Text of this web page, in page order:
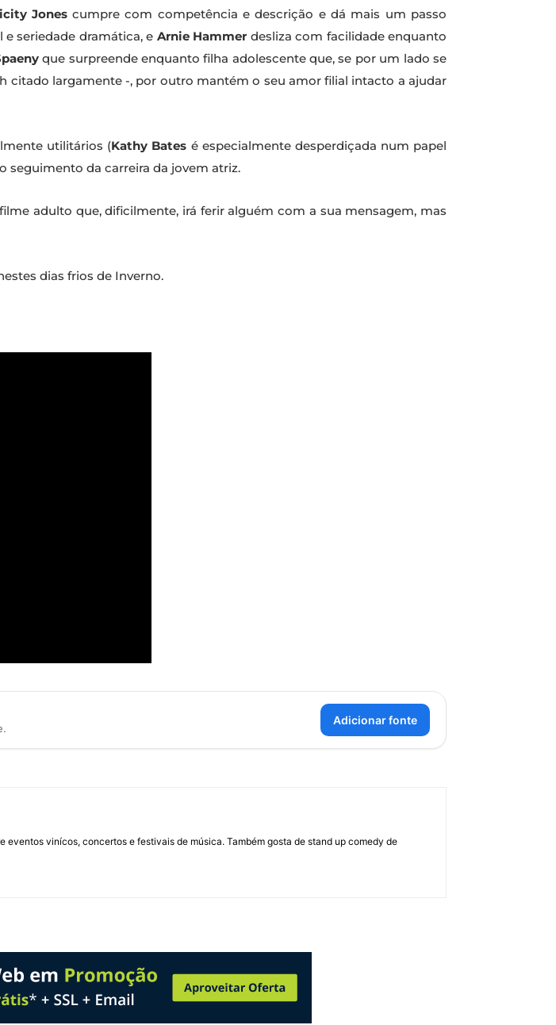
Jonescumpre com competência e descrição e dá mais um passo
seriedade dramática, e Arnie Hammer desliza com facilidade enquanto
que surpreende enquanto filha adolescente que, se por um lado se
citado largamente -, por outro mantém o seu amor filial intacto a ajudar
utilitários (Kathy Bates é especialmente desperdiçada num papel
seguimento da carreira da jovem atriz.
adulto que, dificilmente, irá ferir alguém com a sua mensagem, mas
dias frios de Inverno.
Adicionar fonte
eventos vinícos, concertos e festivais de música. Também gosta de stand up comedy de